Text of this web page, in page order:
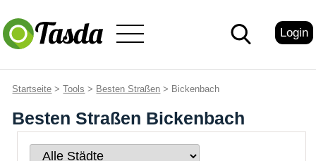
Login
Startseite >Tools > Besten Straßen > Bickenbach
Besten Straßen Bickenbach